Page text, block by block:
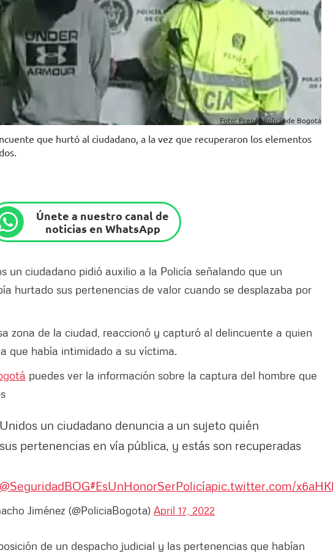
Foto: Prensa Policía de Bogotá
que hurtó al ciudadano, a la vez que recuperaron los elementos
Únete a nuestro canal de
noticias en WhatsApp
un ciudadano pidió auxilio a la Policía señalando que un
hurtado sus pertenencias de valor cuando se desplazaba por
zona de la ciudad, reaccionó y capturó al delincuente a quien
que había intimidado a su víctima.
puedes ver la información sobre la captura del hombre que
un ciudadano denuncia a un sujeto quién
pertenencias en vía pública, y estás son recuperadas
@SeguridadBOG#EsUnHonorSerPolicíapic.twitter.com/
Jiménez (@PoliciaBogota) April 17, 2022
de un despacho judicial y las pertenencias que habían